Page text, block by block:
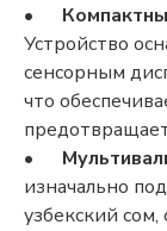
•
Устройство
сенсорным
что
•
изначально
узбекский